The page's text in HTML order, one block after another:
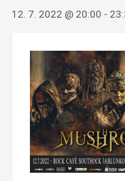
12. 7. 2022 @ 20:00 -